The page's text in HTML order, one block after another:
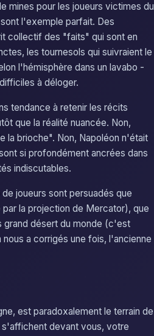
mines pour les joueurs victimes du
l'exemple parfait. Des
collectif des "faits" qui sont en
les tournesols qui suivraient le
l'hémisphère dans un lavabo -
à déloger.
tendance à retenir les récits
que la réalité nuancée. Non,
la brioche". Non, Napoléon n'était
si profondément ancrées dans
indiscutables.
joueurs sont persuadés que
la projection de Mercator), que
grand désert du monde (c'est
a corrigés une fois, l'ancienne
est paradoxalement le terrain de
devant vous, votre